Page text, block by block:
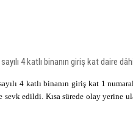
4 katlı binanın giriş kat daire
4 katlı binanın giriş kat 1
edildi. Kısa sürede olay yerine